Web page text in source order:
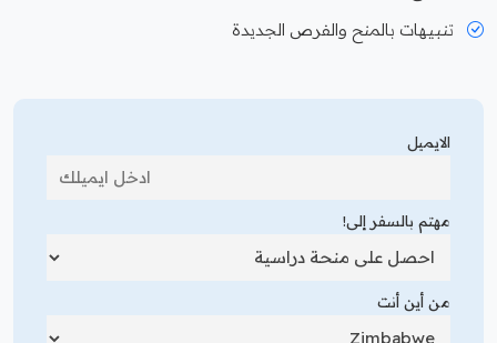
تنبيهات بالمنح والفرص الجديدة
الايميل
مهتم بالسفر إلى!
من أين أنت